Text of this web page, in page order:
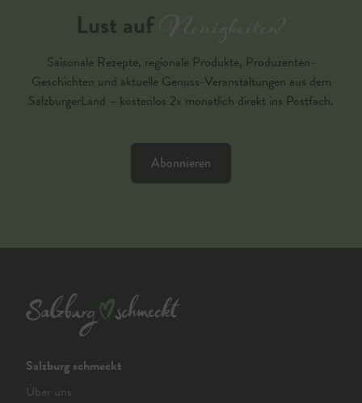
Lust aufNeuigkeiten?
Saisonale Rezepte, regionale Produkte, Produzenten-
Geschichten und aktuelle Genuss-Veranstaltungen aus dem
SalzburgerLand – kostenlos 2x monatlich direkt ins Postfach.
Abonnieren
Salzburg schmeckt
Über uns